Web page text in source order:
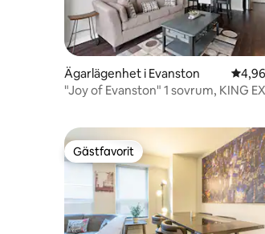
Ägarlägenhet i Evanston 4,96
"Joy of Evanston" 1 sovrum, KING
Gästfavorit
Gästfavorit